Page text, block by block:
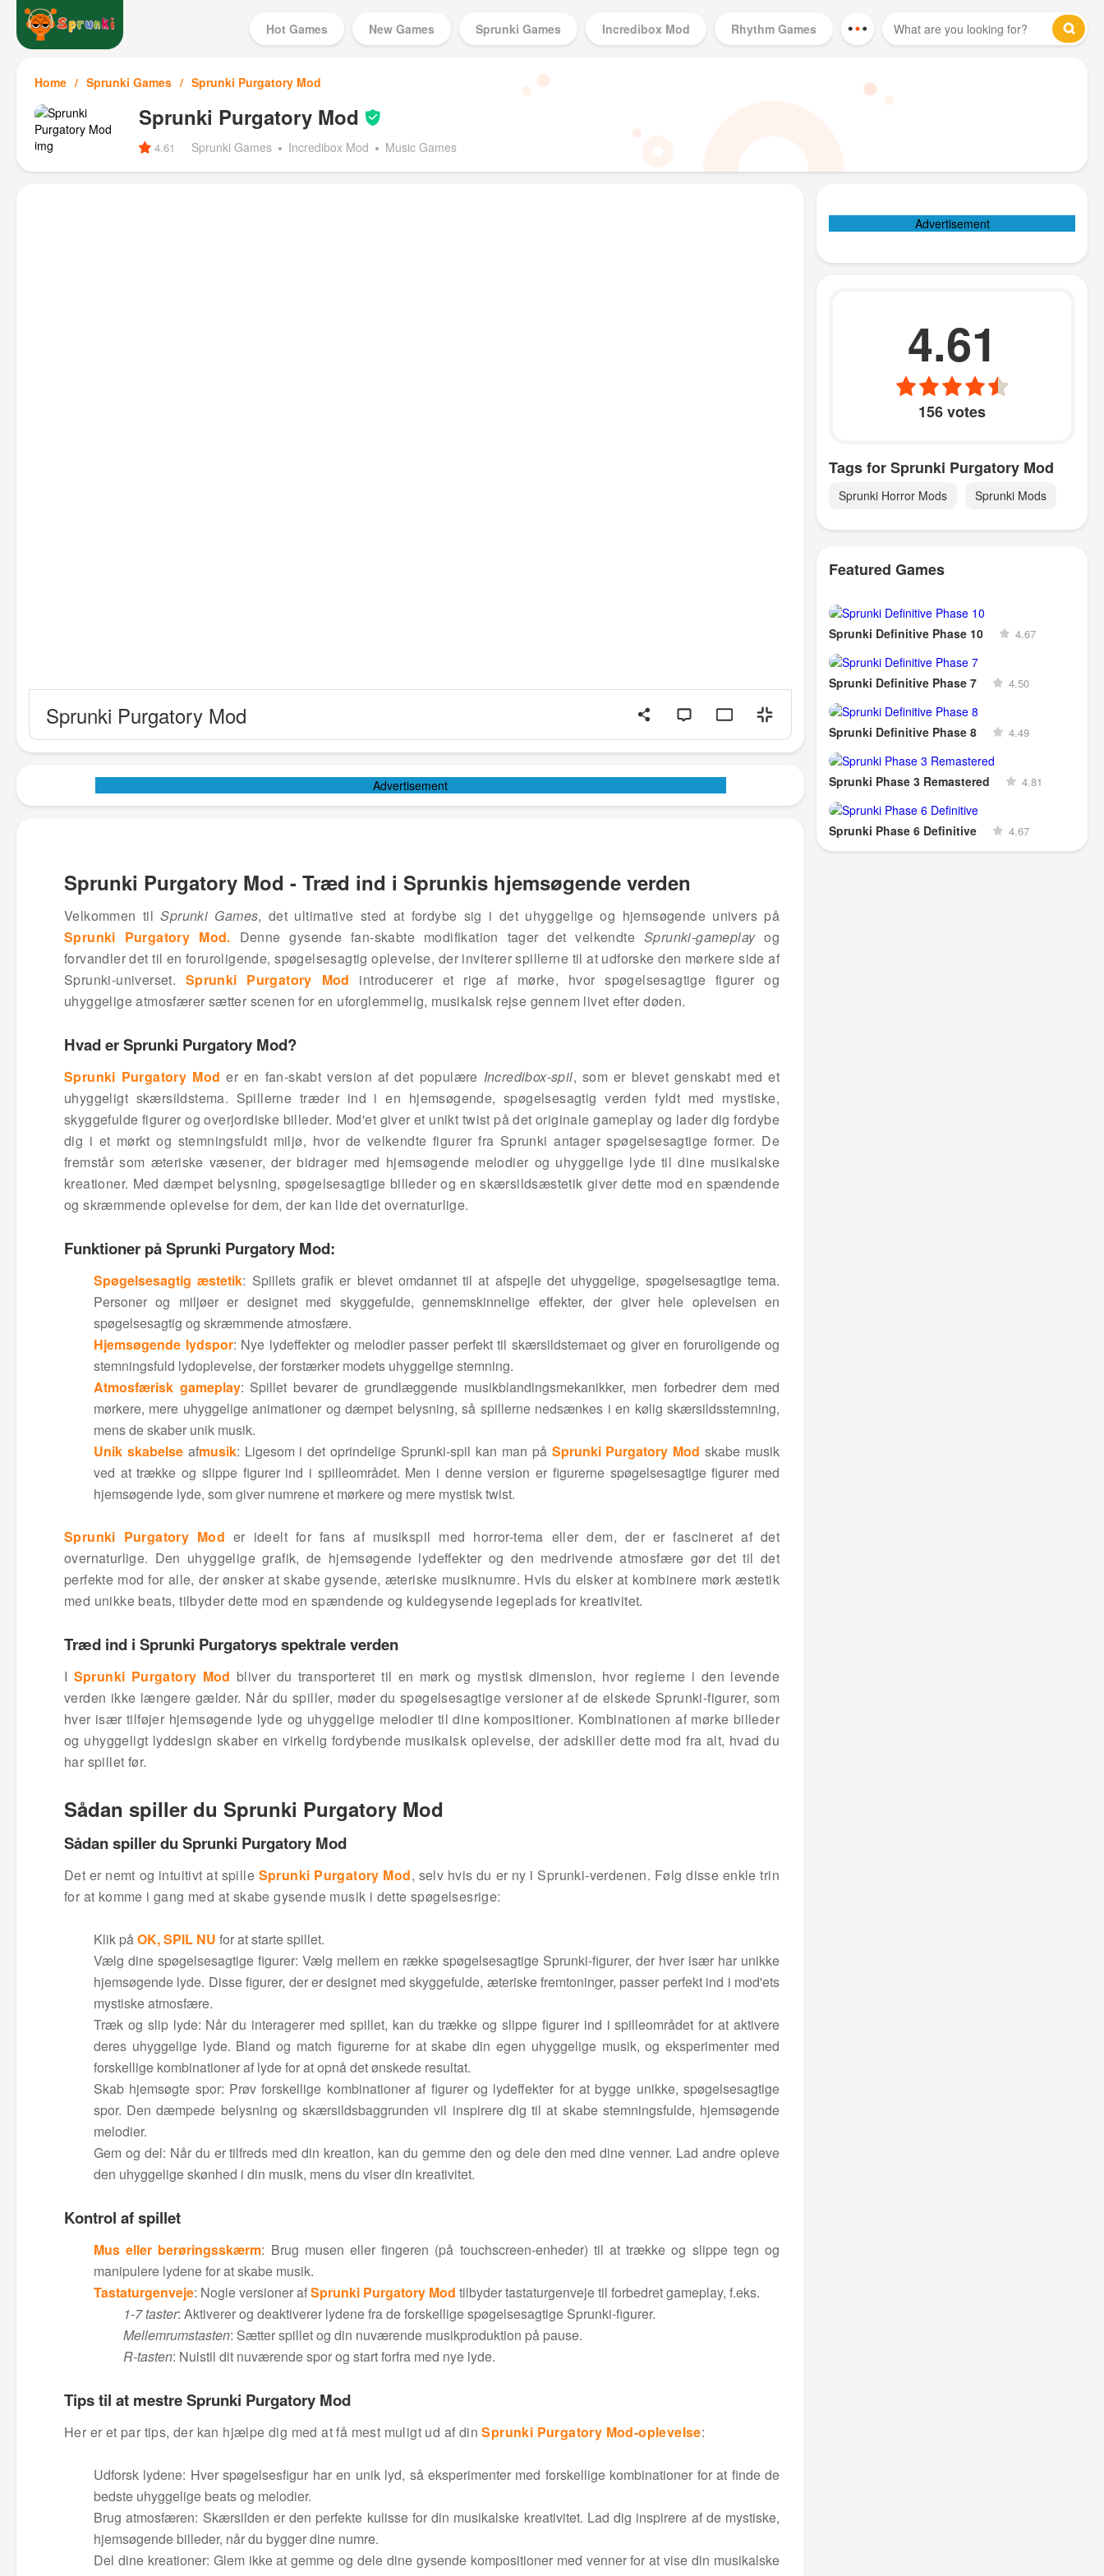
Hot Games New Games Sprunki Games Incredibox Mod Rhythm Games
Home Sprunki Games Sprunki Purgatory Mod
Sprunki Purgatory Mod
4.61 Sprunki Games Incredibox Mod Music Games
Sprunki Purgatory Mod
Advertisement
Sprunki Purgatory Mod - Træd ind i Sprunkis hjemsøgende verden
Velkommen tilSprunki Games, det ultimative sted at fordybe sig i det uhyggelige og hjemsøgende univers på
Sprunki Purgatory Mod. Denne gysende fan-skabte modifikation tager det velkendte Sprunki-gameplayog
forvandler det til en foruroligende, spøgelsesagtig oplevelse, der inviterer spillerne til at udforske den mørkere side af
Sprunki-universet. Sprunki Purgatory Mod introducerer et rige af mørke, hvor spøgelsesagtige figurer og
uhyggelige atmosfærer sætter scenen for en uforglemmelig, musikalsk rejse gennem livet efter døden.
Hvad er Sprunki Purgatory Mod?
Sprunki Purgatory Mod er en fan-skabt version af det populære Incredibox-spil, som er blevet genskabt med et
uhyggeligt skærsildstema. Spillerne træder ind i en hjemsøgende, spøgelsesagtig verden fyldt med mystiske,
skyggefulde figurer og overjordiske billeder. Mod'et giver et unikt twist på det originale gameplay og lader dig fordybe
dig i et mørkt og stemningsfuldt miljø, hvor de velkendte figurer fra Sprunki antager spøgelsesagtige former. De
fremstår som æteriske væsener, der bidrager med hjemsøgende melodier og uhyggelige lyde til dine musikalske
kreationer. Med dæmpet belysning, spøgelsesagtige billeder og en skærsildsæstetik giver dette mod en spændende
og skræmmende oplevelse for dem, der kan lide det overnaturlige.
Funktioner på Sprunki Purgatory Mod:
Spøgelsesagtig æstetik: Spillets grafik er blevet omdannet til at afspejle det uhyggelige, spøgelsesagtige tema.
Personer og miljøer er designet med skyggefulde, gennemskinnelige effekter, der giver hele oplevelsen en
spøgelsesagtig og skræmmende atmosfære.
Hjemsøgende lydspor: Nye lydeffekter og melodier passer perfekt til skærsildstemaet og giver en foruroligende og
stemningsfuld lydoplevelse, der forstærker modets uhyggelige stemning.
Atmosfærisk gameplay: Spillet bevarer de grundlæggende musikblandingsmekanikker, men forbedrer dem med
mørkere, mere uhyggelige animationer og dæmpet belysning, så spillerne nedsænkes i en kølig skærsildsstemning,
mens de skaber unik musik.
Unik skabelseafmusik: Ligesom i det oprindelige Sprunki-spil kan man på Sprunki Purgatory Mod skabe musik
ved at trække og slippe figurer ind i spilleområdet. Men i denne version er figurerne spøgelsesagtige figurer med
hjemsøgende lyde, som giver numrene et mørkere og mere mystisk twist.
Sprunki Purgatory Mod er ideelt for fans af musikspil med horror-tema eller dem, der er fascineret af det
overnaturlige. Den uhyggelige grafik, de hjemsøgende lydeffekter og den medrivende atmosfære gør det til det
perfekte mod for alle, der ønsker at skabe gysende, æteriske musiknumre. Hvis du elsker at kombinere mørk æstetik
med unikke beats, tilbyder dette mod en spændende og kuldegysende legeplads for kreativitet.
Træd ind i Sprunki Purgatorys spektrale verden
I Sprunki Purgatory Mod bliver du transporteret til en mørk og mystisk dimension, hvor reglerne i den levende
verden ikke længere gælder. Når du spiller, møder du spøgelsesagtige versioner af de elskede Sprunki-figurer, som
hver især tilføjer hjemsøgende lyde og uhyggelige melodier til dine kompositioner. Kombinationen af mørke billeder
og uhyggeligt lyddesign skaber en virkelig fordybende musikalsk oplevelse, der adskiller dette mod fra alt, hvad du
har spillet før.
Sådan spiller du Sprunki Purgatory Mod
Sådan spiller du Sprunki Purgatory Mod
Det er nemt og intuitivt at spille Sprunki Purgatory Mod, selv hvis du er ny i Sprunki-verdenen. Følg disse enkle trin
for at komme i gang med at skabe gysende musik i dette spøgelsesrige:
Klik påOK, SPIL NU for at starte spillet.
Vælg dine spøgelsesagtige figurer: Vælg mellem en række spøgelsesagtige Sprunki-figurer, der hver især har unikke
hjemsøgende lyde. Disse figurer, der er designet med skyggefulde, æteriske fremtoninger, passer perfekt ind i mod'ets
mystiske atmosfære.
Træk og slip lyde: Når du interagerer med spillet, kan du trække og slippe figurer ind i spilleområdet for at aktivere
deres uhyggelige lyde. Bland og match figurerne for at skabe din egen uhyggelige musik, og eksperimenter med
forskellige kombinationer af lyde for at opnå det ønskede resultat.
Skab hjemsøgte spor: Prøv forskellige kombinationer af figurer og lydeffekter for at bygge unikke, spøgelsesagtige
spor. Den dæmpede belysning og skærsildsbaggrunden vil inspirere dig til at skabe stemningsfulde, hjemsøgende
melodier.
Gem og del: Når du er tilfreds med din kreation, kan du gemme den og dele den med dine venner. Lad andre opleve
den uhyggelige skønhed i din musik, mens du viser din kreativitet.
Kontrol af spillet
Mus eller berøringsskærm: Brug musen eller fingeren (på touchscreen-enheder) til at trække og slippe tegn og
manipulere lydene for at skabe musik.
Tastaturgenveje: Nogle versioner afSprunki Purgatory Mod tilbyder tastaturgenveje til forbedret gameplay, f.eks.
1-7 taster: Aktiverer og deaktiverer lydene fra de forskellige spøgelsesagtige Sprunki-figurer.
Mellemrumstasten: Sætter spillet og din nuværende musikproduktion på pause.
R-tasten: Nulstil dit nuværende spor og start forfra med nye lyde.
Tips til at mestre Sprunki Purgatory Mod
Her er et par tips, der kan hjælpe dig med at få mest muligt ud af dinSprunki Purgatory Mod-oplevelse:
Udforsk lydene: Hver spøgelsesfigur har en unik lyd, så eksperimenter med forskellige kombinationer for at finde de
bedste uhyggelige beats og melodier.
Brug atmosfæren: Skærsilden er den perfekte kulisse for din musikalske kreativitet. Lad dig inspirere af de mystiske,
hjemsøgende billeder, når du bygger dine numre.
Del dine kreationer: Glem ikke at gemme og dele dine gysende kompositioner med venner for at vise din musikalske
Advertisement
4.61
156 votes
Tags for Sprunki Purgatory Mod
Sprunki Horror Mods Sprunki Mods
Featured Games
Sprunki Definitive Phase 10 4.67
Sprunki Definitive Phase 7 4.50
Sprunki Definitive Phase 8 4.49
Sprunki Phase 3 Remastered 4.81
Sprunki Phase 6 Definitive 4.67